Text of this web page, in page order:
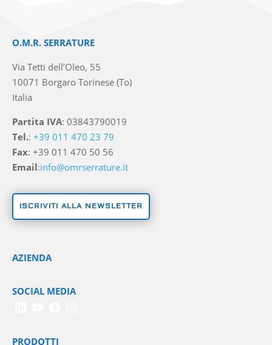
O.M.R. SERRATURE
Via Tetti dell’Oleo, 55
10071 Borgaro Torinese (To)
Italia
Partita IVA: 03843790019
Tel.:+39 011 470 23 79
Fax: +39 011 470 50 56
Email:info@omrserrature.it
ISCRIVITI ALLA NEWSLETTER
AZIENDA
SOCIAL MEDIA
PRODOTTI